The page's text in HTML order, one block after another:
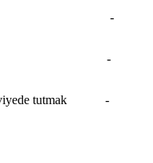
-
işbirliği -
seviyede tutmak -